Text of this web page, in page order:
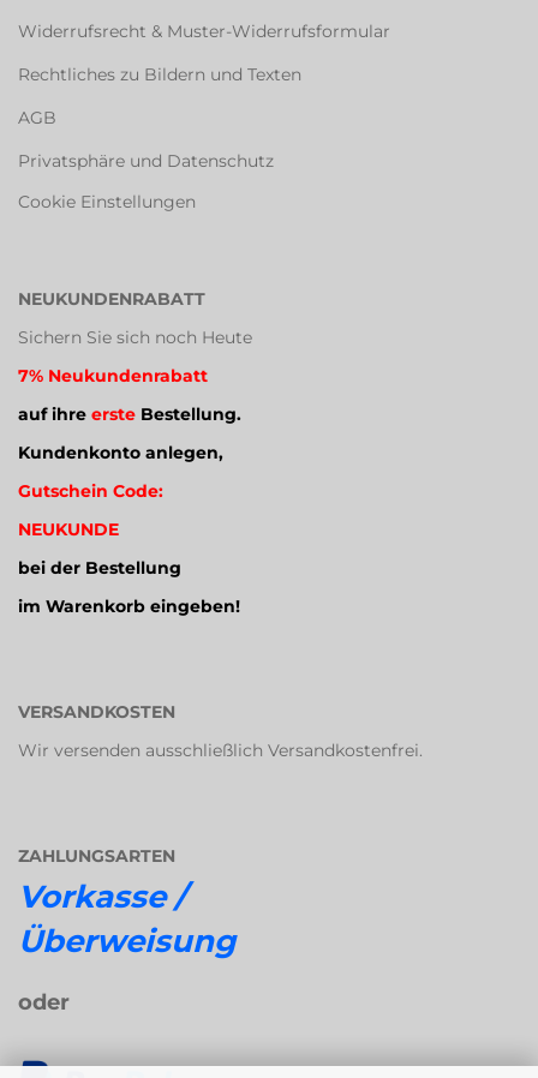
Widerrufsrecht & Muster-Widerrufsformular
Rechtliches zu Bildern und Texten
AGB
Privatsphäre und Datenschutz
Cookie Einstellungen
NEUKUNDENRABATT
Sichern Sie sich noch Heute
7% Neukundenrabatt
auf ihre erste Bestellung.
Kundenkonto anlegen,
Gutschein Code:
NEUKUNDE
bei der Bestellung
im Warenkorb eingeben!
VERSANDKOSTEN
Wir versenden ausschließlich Versandkostenfrei.
ZAHLUNGSARTEN
Vorkasse /
Überweisung
oder